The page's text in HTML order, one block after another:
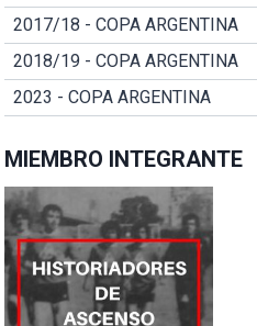
2017/18 - COPA ARGENTINA
2018/19 - COPA ARGENTINA
2023 - COPA ARGENTINA
MIEMBRO INTEGRANTE